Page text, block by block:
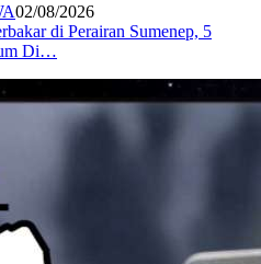
02/08/2026
di Perairan Sumenep, 5
Di…